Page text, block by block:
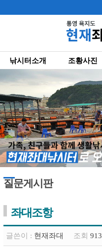
낚시터소개 조황사진
질문게시판
좌대조항
글쓴이 : 현재좌대 조회 913